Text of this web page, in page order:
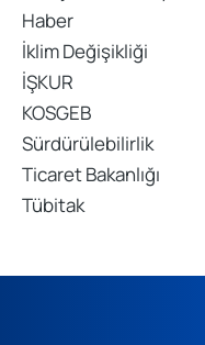
Haber
İklim Değişikliği
İŞKUR
KOSGEB
Sürdürülebilirlik
Ticaret Bakanlığı
Tübitak